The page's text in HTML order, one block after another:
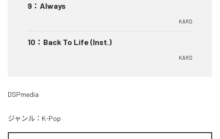
9 ： Always
KARD
10 ： Back To Life (Inst.)
KARD
DSPmedia
ジャンル： K-Pop